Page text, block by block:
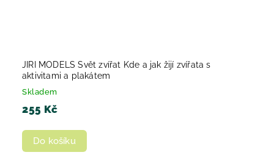
JIRI MODELS Svět zvířat Kde a jak žijí zvířata s
aktivitami a plakátem
Skladem
255 Kč
Do košíku